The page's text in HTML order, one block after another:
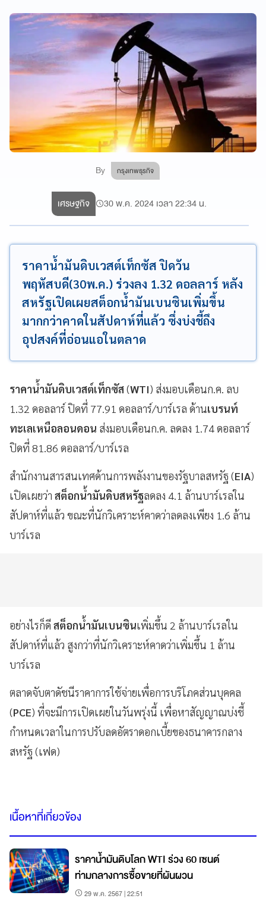
By กรุงเทพธุรกิจ
เศรษฐกิจ 30 พ.ค. 2024 เวลา 22:34 น.
ราคาน้ำมันดิบเวสต์เท็กซัส ปิดวัน
พฤหัสบดี(30พ.ค.) ร่วงลง 1.32 ดอลลาร์ หลัง
สหรัฐเปิดเผยสต็อกน้ำมันเบนซินเพิ่มขึ้น
มากกว่าคาดในสัปดาห์ที่แล้ว ซึ่งบ่งชี้ถึง
อุปสงค์ที่อ่อนแอในตลาด
ราคาน้ำมันดิบเวสต์เท็กซัส(WTI) ส่งมอบเดือนก.ค. ลบ
1.32 ดอลลาร์ ปิดที่ 77.91 ดอลลาร์/บาร์เรล ด้านเบรนท์
ทะเลเหนือลอนดอน ส่งมอบเดือนก.ค. ลดลง 1.74 ดอลลาร์
ปิดที่ 81.86 ดอลลาร์/บาร์เรล
สำนักงานสารสนเทศด้านการพลังงานของรัฐบาลสหรัฐ (EIA)
เปิดเผยว่า สต็อกน้ำมันดิบสหรัฐลดลง 4.1 ล้านบาร์เรลใน
สัปดาห์ที่แล้ว ขณะที่นักวิเคราะห์คาดว่าลดลงเพียง 1.6 ล้าน
บาร์เรล
อย่างไรก็ดี สต็อกน้ำมันเบนซินเพิ่มขึ้น 2 ล้านบาร์เรลใน
สัปดาห์ที่แล้ว สูงกว่าที่นักวิเคราะห์คาดว่าเพิ่มขึ้น 1 ล้าน
บาร์เรล
ตลาดจับตาดัชนีราคาการใช้จ่ายเพื่อการบริโภคส่วนบุคคล
(PCE) ที่จะมีการเปิดเผยในวันพรุ่งนี้ เพื่อหาสัญญาณบ่งชี้
กำหนดเวลาในการปรับลดอัตราดอกเบี้ยของธนาคารกลาง
สหรัฐ (เฟด)
เนื้อหาที่เกี่ยวข้อง
ราคาน้ำมันดิบโลก WTI ร่วง 60 เซนต์
ท่ามกลางการซื้อขายที่ผันผวน
29 พ.ค. 2567 | 22:51